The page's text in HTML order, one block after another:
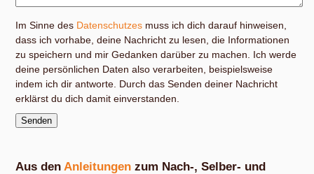
Im Sinne des Datenschutzes muss ich dich darauf hinweisen,
dass ich vorhabe, deine Nachricht zu lesen, die Informationen
zu speichern und mir Gedanken darüber zu machen. Ich werde
deine persönlichen Daten also verarbeiten, beispielsweise
indem ich dir antworte. Durch das Senden deiner Nachricht
erklärst du dich damit einverstanden.
Aus den Anleitungen zum Nach-, Selber- und